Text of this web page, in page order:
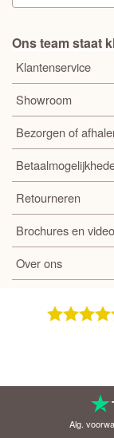
Ons team staat
Klantenservice
Showroom
Bezorgen of
Retourneren
Brochures en
Over ons
Alg.